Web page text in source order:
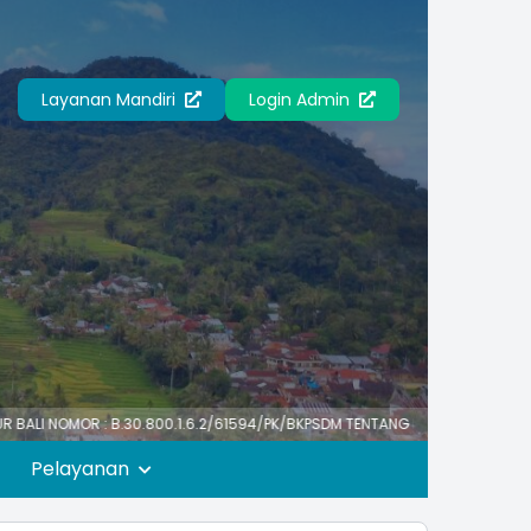
Layanan Mandiri Login Admin
: B.30.800.1.6.2/61594/PK/BKPSDM TENTANG HARI LIBUR NASIONAL DAN
Pelayanan